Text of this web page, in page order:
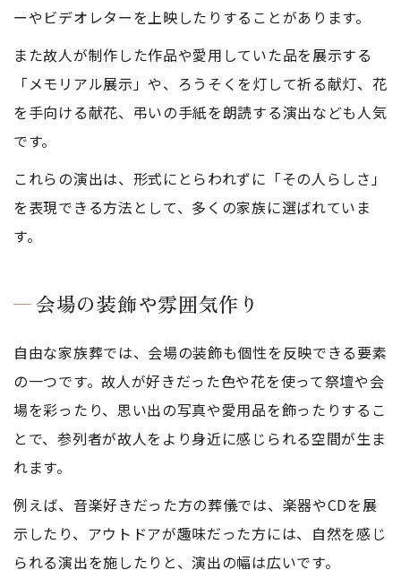
ーやビデオレターを上映したりすることがあります。
また故人が制作した作品や愛用していた品を展示する
「メモリアル展示」や、ろうそくを灯して祈る献灯、花
を手向ける献花、弔いの手紙を朗読する演出なども人気
です。
これらの演出は、形式にとらわれずに「その人らしさ」
を表現できる方法として、多くの家族に選ばれていま
す。
会場の装飾や雰囲気作り
自由な家族葬では、会場の装飾も個性を反映できる要素
の一つです。故人が好きだった色や花を使って祭壇や会
場を彩ったり、思い出の写真や愛用品を飾ったりするこ
とで、参列者が故人をより身近に感じられる空間が生ま
れます。
例えば、音楽好きだった方の葬儀では、楽器やCDを展
示したり、アウトドアが趣味だった方には、自然を感じ
られる演出を施したりと、演出の幅は広いです。